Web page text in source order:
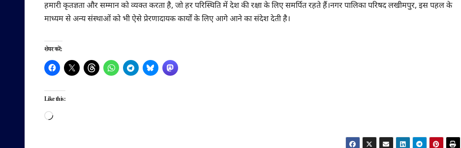
हमारी कृतज्ञता और सम्मान को व्यक्त करता है, जो हर परिस्थिति में देश की रक्षा के लिए समर्पित रहते हैं।नगर पालिका परिषद लखीमपुर, इस पहल के
माध्यम से अन्य संस्थाओं को भी ऐसे प्रेरणादायक कार्यों के लिए आगे आने का संदेश देती है।
शेयर करें:
Like this:
Loading…